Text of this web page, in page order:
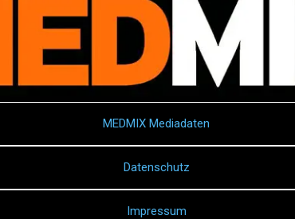
MEDMIX Mediadaten
Datenschutz
Impressum